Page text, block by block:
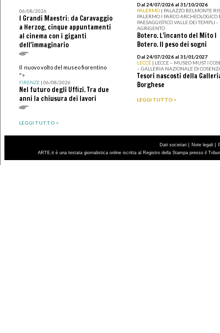
06/08/2026
I Grandi Maestri: da Caravaggio
a Herzog, cinque appuntamenti
al cinema con i giganti
dell'immaginario
Il nuovo volto del museo fiorentino
">
FIRENZE| 06/08/2026
Nel futuro degli Uffizi. Tra due
anni la chiusura dei lavori
LEGGI TUTTO >
Dal 24/07/2026 al 31/10/2026
PALERMO | PALAZZO BELMONTE
PALERMO I PARCO ARCHEOLOGICO
PAESAGGISTICO VALLE DEI TEMPLI -
AGRIGENTO
Botero. L’incanto del Mito I
Botero. Il peso dei sogni
Dal 24/07/2026 al 31/01/2027
LECCE | LECCE – MUSEO MUST I
– GALLERIA NAZIONALE DI
Tesori nascosti della
Borghese
LEGGI TUTTO >
Dati societari | Note legali |
ARTE.it è una testata giornalistica online iscritta al Registro della Stampa presso il